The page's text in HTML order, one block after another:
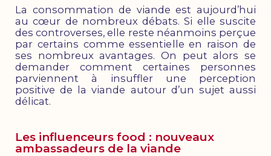
La consommation de viande est aujourd’hui
au cœur de nombreux débats. Si elle suscite
des controverses, elle reste néanmoins perçue
par certains comme essentielle en raison de
ses nombreux avantages. On peut alors se
demander comment certaines personnes
parviennent à insuffler une perception
positive de la viande autour d’un sujet aussi
délicat.
Les influenceurs food : nouveaux
ambassadeurs de la viande